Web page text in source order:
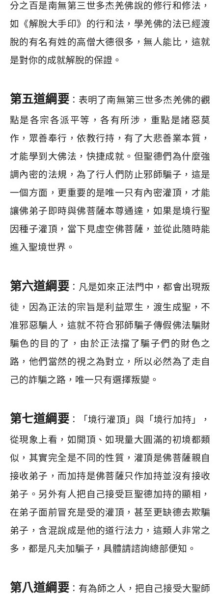
分之百是南無第三世多杰羌佛說的修行和修法，
如《解脫大手印》的行和法，學羌佛的法已經渡
脫的有名有姓的高僧大德很多，無人能比，這就
是對你的成就解脫的保證。
第五道綱要：表明了南無第三世多杰羌佛的觀
點是各宗各派平等，各有所涉，重點是諸惡莫
作，眾善奉行，依教行持，有了大悲善業本質，
才能學到大佛法，快捷成就。但聖德們為什麼強
調內密的法規，為了行人們防止邪師騙子，這是
一個方面，更重要的是唯一只有內密灌頂，才能
讓佛弟子即時與佛菩薩本尊通達，如果是境行聖
因種子灌頂，當下見虛空佛菩薩，並從此隨時能
進入聖境世界。
第六道綱要：凡是如來正法門中，都會出現叛
徒，因為正法的宗旨是利益眾生，渡生成聖，不
准邪惡騙人，這就不符合邪師騙子傳假佛法騙財
騙色的目的了，由於正法擋了騙子們的財色之
路，他們當然的視之為對立，所以必然為了走自
己的詐騙之路，唯一只有選擇叛變。
第七道綱要：「境行灌頂」與「境行加持」，
從現象上看，如開頂、如現量大圓滿的初境都類
似，其實完全是不同的性質，灌頂是佛菩薩親自
接收弟子，而加持是佛菩薩只作加持並沒有接收
弟子。另外有人把自己接受巨聖德加持的顯相，
在弟子面前冒充是受的灌頂，甚至更缺德去欺騙
弟子，含混說成是他的道行法力，這類人非常之
多，都是凡夫加騙子，具體請諮詢總部便知。
第八道綱要：有為師之人，把自己接受大聖師